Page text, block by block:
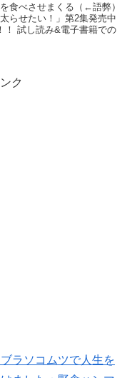
食べさせまくる（←語弊）
らせたい！」第2集発売中
試し読み&電子書籍での
ク
ラソコムツで人生を